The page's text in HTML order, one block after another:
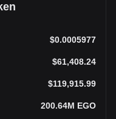
$0.0005977
$61,408.24
$119,915.99
200.64M EGO